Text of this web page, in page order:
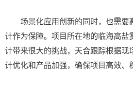
场景化应用创新的同时，也需要
计作为保障。项目所在地的临海高盐
计带来很大的挑战，天合跟踪根据现
计优化和产品加强，确保项目高效、